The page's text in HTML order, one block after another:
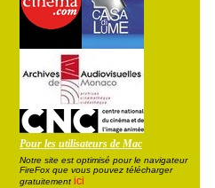
Pour les utilisateurs de Mac
Notre site est optimisé pour le navigateur
FireFox que vous pouvez télécharger
gratuitement ici